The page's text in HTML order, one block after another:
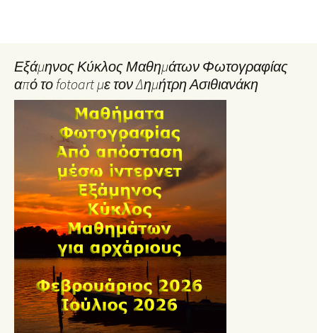
Εξάμηνος Κύκλος Μαθημάτων Φωτογραφίας
από το fotoart με τον Δημήτρη Ασιθιανάκη